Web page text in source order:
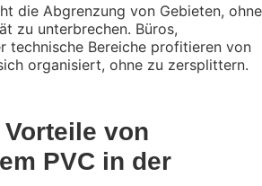
die Abgrenzung von Gebieten, ohne
zu unterbrechen. Büros,
technische Bereiche profitieren von
organisiert, ohne zu zersplittern.
von
PVC in der